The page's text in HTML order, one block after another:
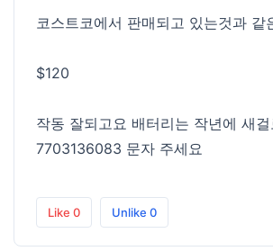
코스트코에서 판매되고 있는것과 같
$120
작동 잘되고요 배터리는 작년에 새
7703136083 문자 주세요
Like 0 Unlike 0